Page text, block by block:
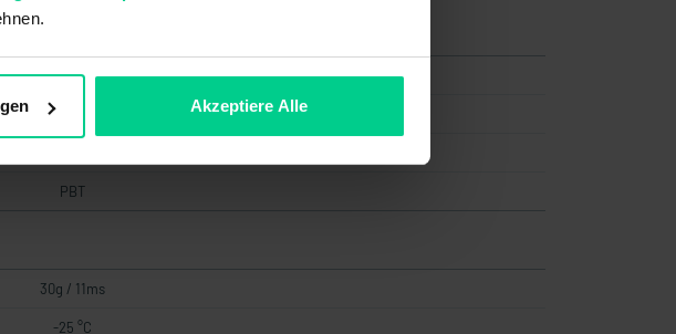
Akzeptiere Alle
PVC
schwarz
PBT
30g / 11ms
-25 °C